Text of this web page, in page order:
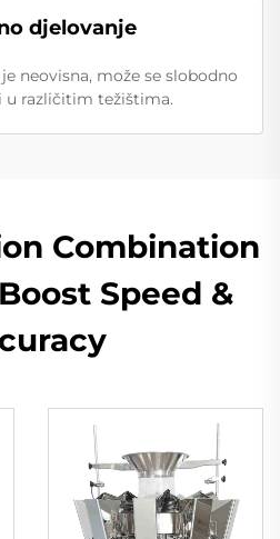
djelovanje
neovisna, može se slobodno
u različitim težištima.
Combination
Speed &